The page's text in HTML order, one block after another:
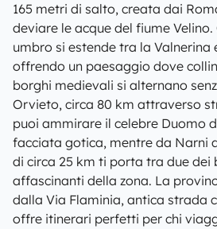
165 metri di salto, creata dai
deviare le acque del fiume
umbro si estende tra la Valnerina
offrendo un paesaggio dove
borghi medievali si alternano
Orvieto, circa 80 km attraverso
puoi ammirare il celebre Duomo
facciata gotica, mentre da Narni
di circa 25 km ti porta tra due dei
affascinanti della zona. La
dalla Via Flaminia, antica strada
offre itinerari perfetti per chi